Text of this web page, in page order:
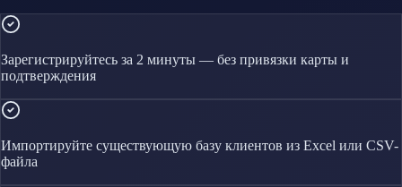
Зарегистрируйтесь за 2 минуты — без привязки карты и
подтверждения
Импортируйте существующую базу клиентов из Excel или CSV-
файла